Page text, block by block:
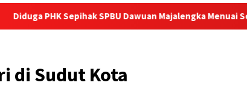
SPBU Dawuan Majalengka Menuai Sorotan
di Sudut Kota